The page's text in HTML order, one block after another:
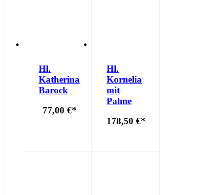
Hl.
Katherina
Barock
77,00 €*
Hl.
Kornelia
mit
Palme
178,50 €*